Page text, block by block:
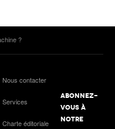
?
Nous contacter
Services
Charte éditoriale
ABONNEZ-
VOUS À
NOTRE